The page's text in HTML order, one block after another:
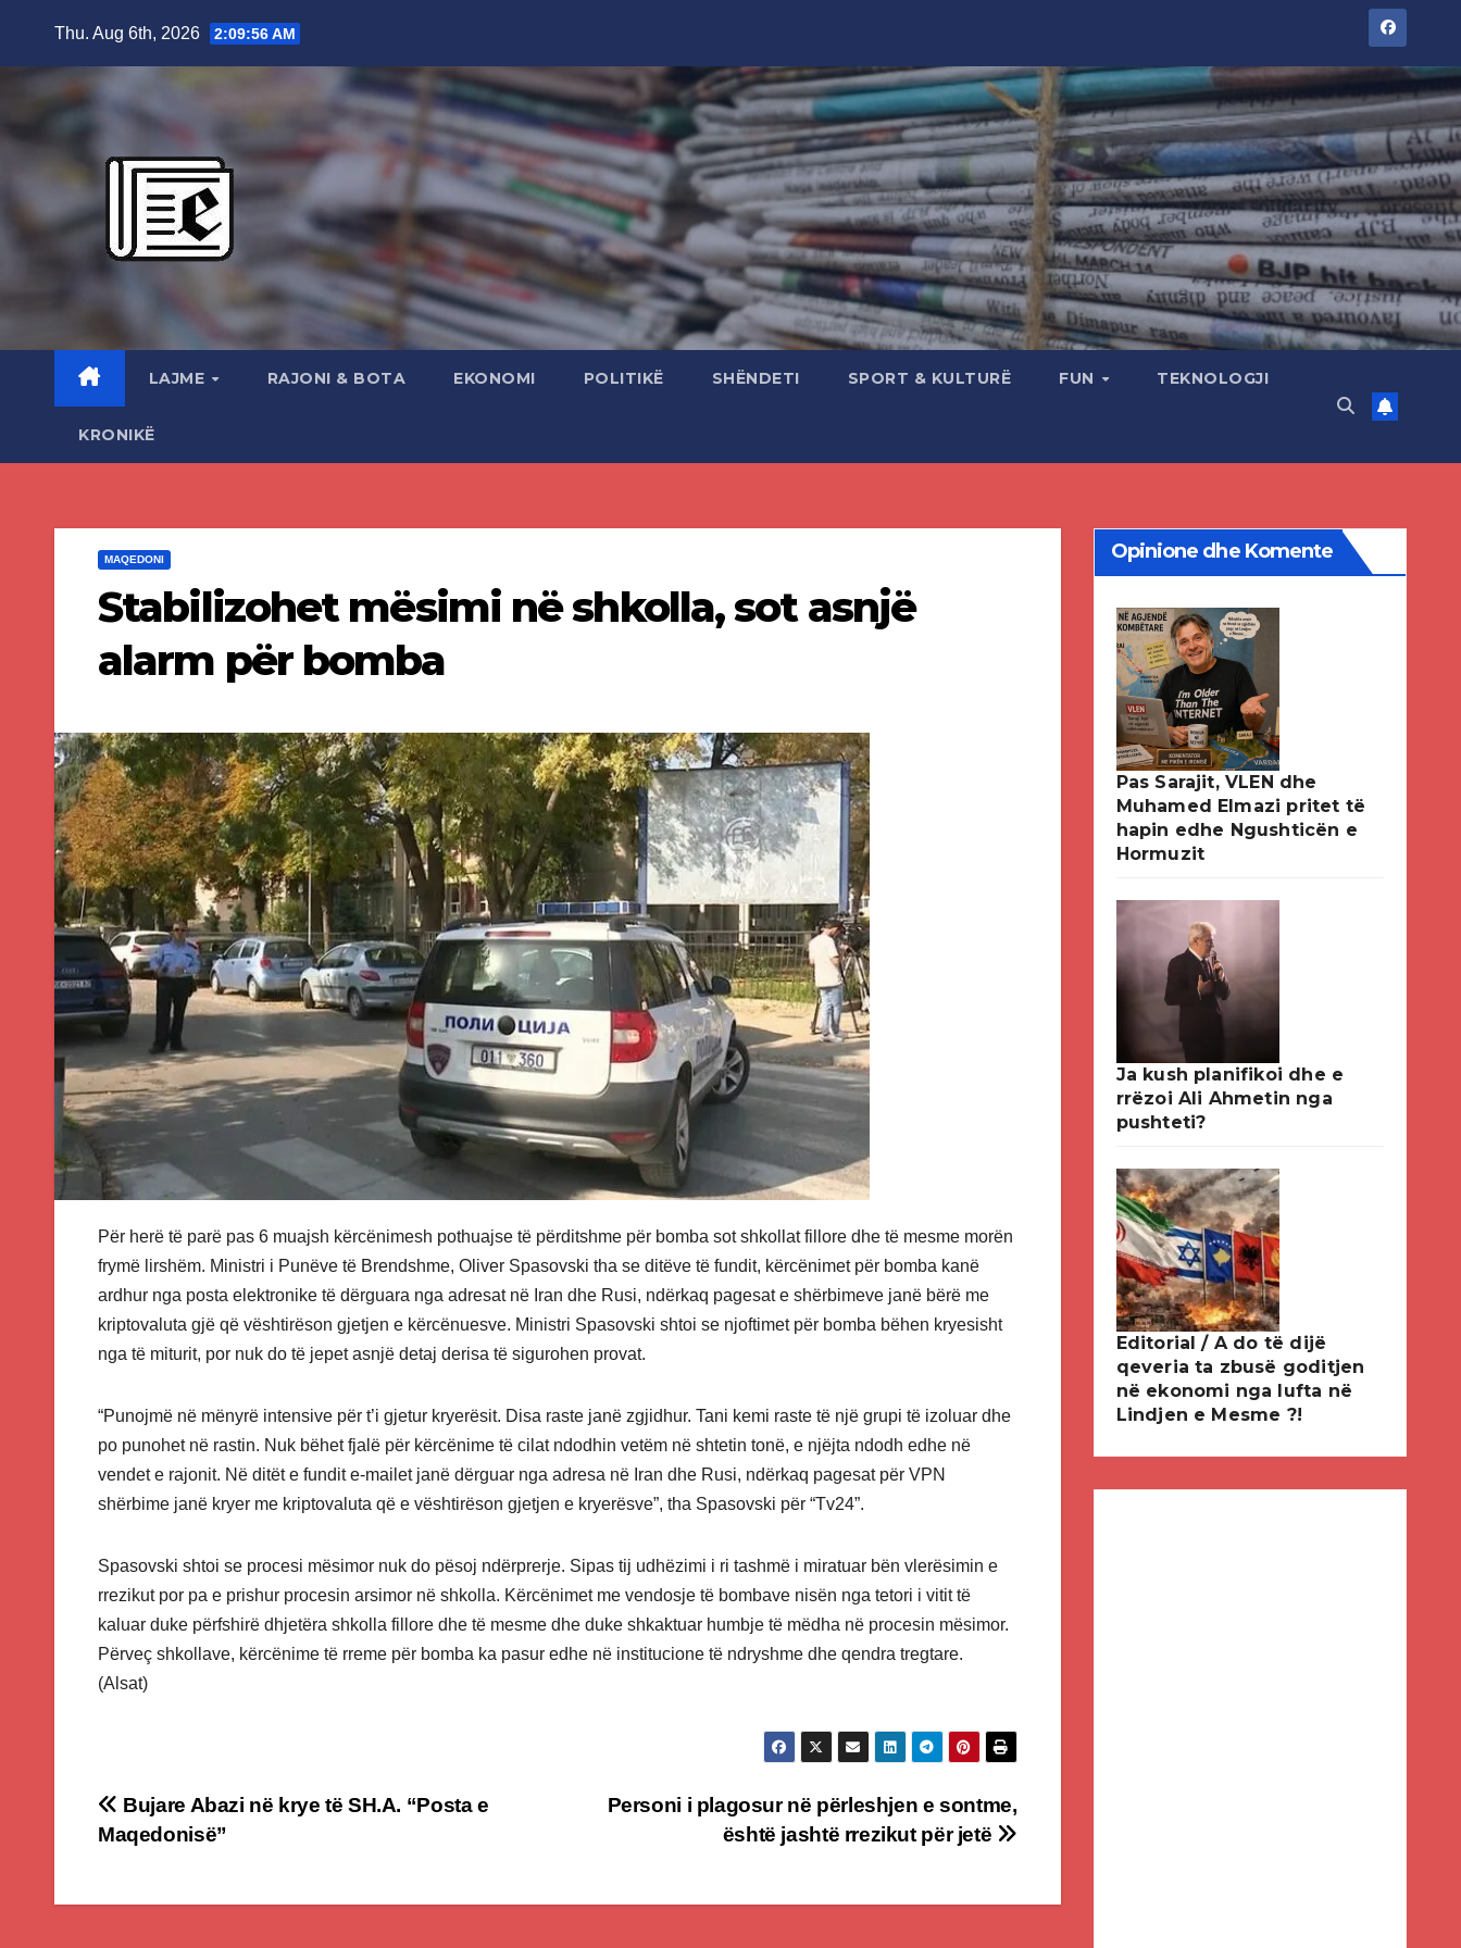
Thu. Aug 6th, 2026 2:09:57 AM
LAJME RAJONI & BOTA EKONOMI POLITIKË SHËNDETI SPORT & KULTURË FUN TEKNOLOGJI
KRONIKË
MAQEDONI
Stabilizohet mësimi në shkolla, sot asnjë
alarm për bomba
Për herë të parë pas 6 muajsh kërcënimesh pothuajse të përditshme për bomba sot shkollat fillore dhe të mesme morën
frymë lirshëm. Ministri i Punëve të Brendshme, Oliver Spasovski tha se ditëve të fundit, kërcënimet për bomba kanë
ardhur nga posta elektronike të dërguara nga adresat në Iran dhe Rusi, ndërkaq pagesat e shërbimeve janë bërë me
kriptovaluta gjë që vështirëson gjetjen e kërcënuesve. Ministri Spasovski shtoi se njoftimet për bomba bëhen kryesisht
nga të miturit, por nuk do të jepet asnjë detaj derisa të sigurohen provat.
“Punojmë në mënyrë intensive për t’i gjetur kryerësit. Disa raste janë zgjidhur. Tani kemi raste të një grupi të izoluar dhe
po punohet në rastin. Nuk bëhet fjalë për kërcënime të cilat ndodhin vetëm në shtetin tonë, e njëjta ndodh edhe në
vendet e rajonit. Në ditët e fundit e-mailet janë dërguar nga adresa në Iran dhe Rusi, ndërkaq pagesat për VPN
shërbime janë kryer me kriptovaluta që e vështirëson gjetjen e kryerësve”, tha Spasovski për “Tv24”.
Spasovski shtoi se procesi mësimor nuk do pësoj ndërprerje. Sipas tij udhëzimi i ri tashmë i miratuar bën vlerësimin e
rrezikut por pa e prishur procesin arsimor në shkolla. Kërcënimet me vendosje të bombave nisën nga tetori i vitit të
kaluar duke përfshirë dhjetëra shkolla fillore dhe të mesme dhe duke shkaktuar humbje të mëdha në procesin mësimor.
Përveç shkollave, kërcënime të rreme për bomba ka pasur edhe në institucione të ndryshme dhe qendra tregtare.
(Alsat)
Post
navigation
Personi i plagosur në përleshjen e sontme,
është jashtë rrezikut për jetë
Bujare Abazi në krye të SH.A. “Posta e
Maqedonisë”
Opinione dhe Komente
Pas Sarajit, VLEN dhe
Muhamed Elmazi pritet të
hapin edhe Ngushticën e
Hormuzit
Ja kush planifikoi dhe e
rrëzoi Ali Ahmetin nga
pushteti?
Editorial / A do të dijë
qeveria ta zbusë goditjen
në ekonomi nga lufta në
Lindjen e Mesme ?!